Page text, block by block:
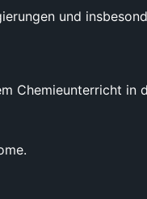
und
Chemieunterricht in